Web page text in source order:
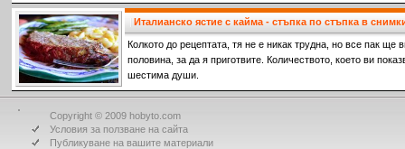
Италианско ястие с кайма - стъпка по стъпка в
Колкото до рецептата, тя не е никак трудна, но все пак ще
половина, за да я приготвите. Количеството, което ви
шестима души.
Copyright © 2009 hobyto.com
Условия за ползване на сайта
Публикуване на вашите материали